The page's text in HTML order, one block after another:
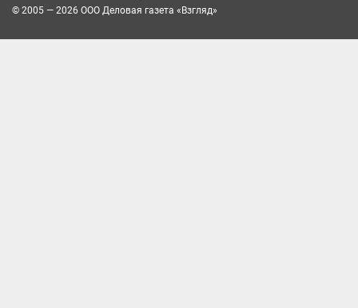
© 2005 — 2026 ООО Деловая газета «Взгляд»